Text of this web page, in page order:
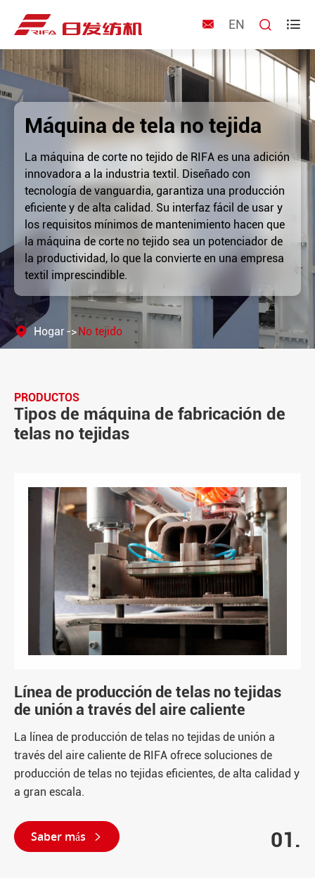
 EN  
Máquina de tela no tejida
La máquina de corte no tejido de RIFA es una adición
innovadora a la industria textil. Diseñado con
tecnología de vanguardia, garantiza una producción
eficiente y de alta calidad. Su interfaz fácil de usar y
los requisitos mínimos de mantenimiento hacen que
la máquina de corte no tejido sea un potenciador de
la productividad, lo que la convierte en una empresa
textil imprescindible.
Hogar No tejido
PRODUCTOS
Tipos de máquina de fabricación de
telas no tejidas
Línea de producción de telas no tejidas
de unión a través del aire caliente
La línea de producción de telas no tejidas de unión a
través del aire caliente de RIFA ofrece soluciones de
producción de telas no tejidas eficientes, de alta calidad y
a gran escala.
Saber más  01.